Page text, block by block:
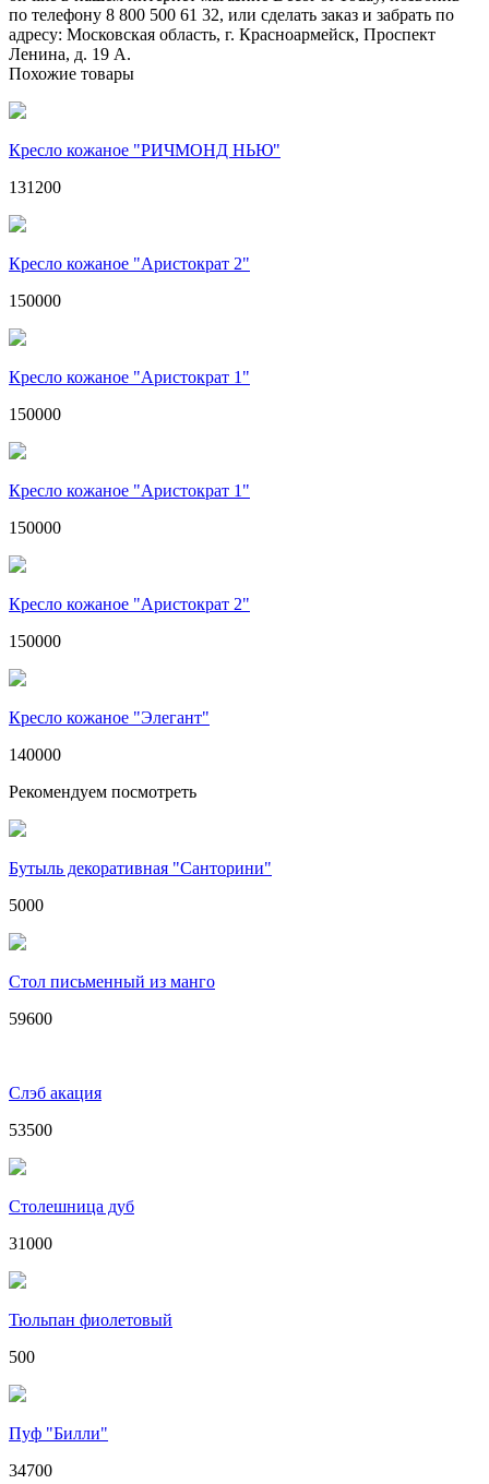
по телефону 8 800 500 61 32, или сделать заказ и забрать по
адресу: Московская область, г. Красноармейск, Проспект
Ленина, д. 19 А.
Похожие товары
Кресло кожаное "РИЧМОНД НЬЮ"
131200
Кресло кожаное "Аристократ 2"
150000
Кресло кожаное "Аристократ 1"
150000
Кресло кожаное "Аристократ 1"
150000
Кресло кожаное "Аристократ 2"
150000
Кресло кожаное "Элегант"
140000
Рекомендуем посмотреть
Бутыль декоративная "Санторини"
5000
Стол письменный из манго
59600
Слэб акация
53500
Столешница дуб
31000
Тюльпан фиолетовый
500
Пуф "Билли"
34700